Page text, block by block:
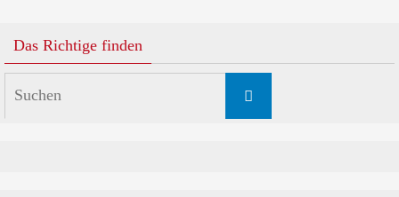
Das Richtige finden
Suchen